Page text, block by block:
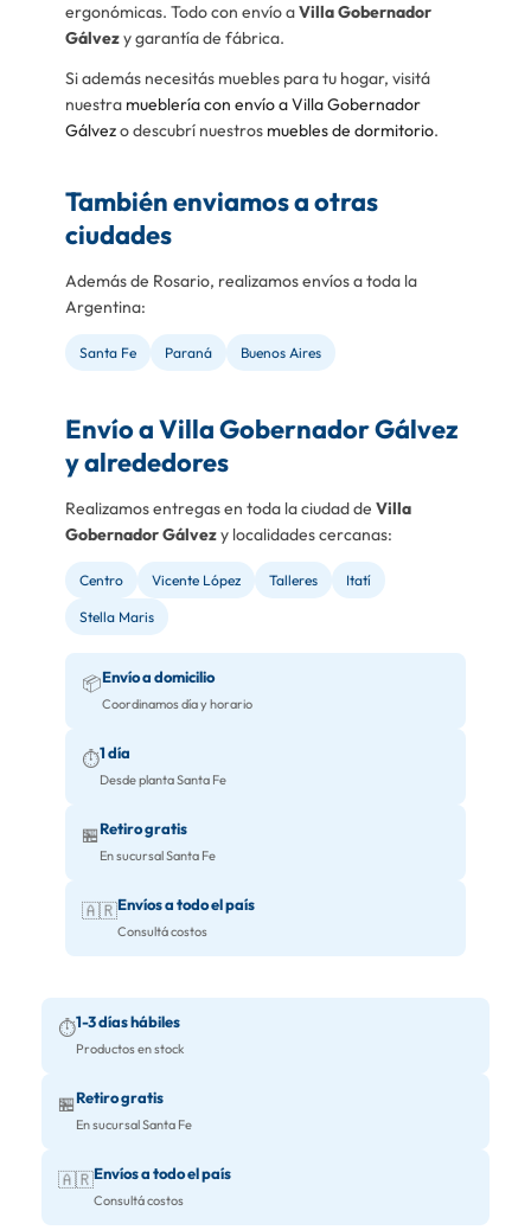
ergonómicas. Todo con envío aVilla Gobernador
Gálvezy garantía de fábrica.
Si además necesitás muebles para tu hogar, visitá
nuestra mueblería con envío a Villa Gobernador
Gálvezo descubrí nuestros muebles de dormitorio.
También enviamos a otras
ciudades
Además de Rosario, realizamos envíos a toda la
Argentina:
Santa Fe Paraná Buenos Aires
Envío a Villa Gobernador Gálvez
y alrededores
Realizamos entregas en toda la ciudad de Villa
Gobernador Gálvezy localidades cercanas:
Centro Vicente López Talleres Itatí
Stella Maris
📦Envío a domicilio
Coordinamos día y horario
⏱️1 día
Desde planta Santa Fe
🏪Retiro gratis
En sucursal Santa Fe
🇦🇷Envíos a todo el país
Consultá costos
⏱️1-3 días hábiles
Productos en stock
🏪Retiro gratis
En sucursal Santa Fe
🇦🇷Envíos a todo el país
Consultá costos